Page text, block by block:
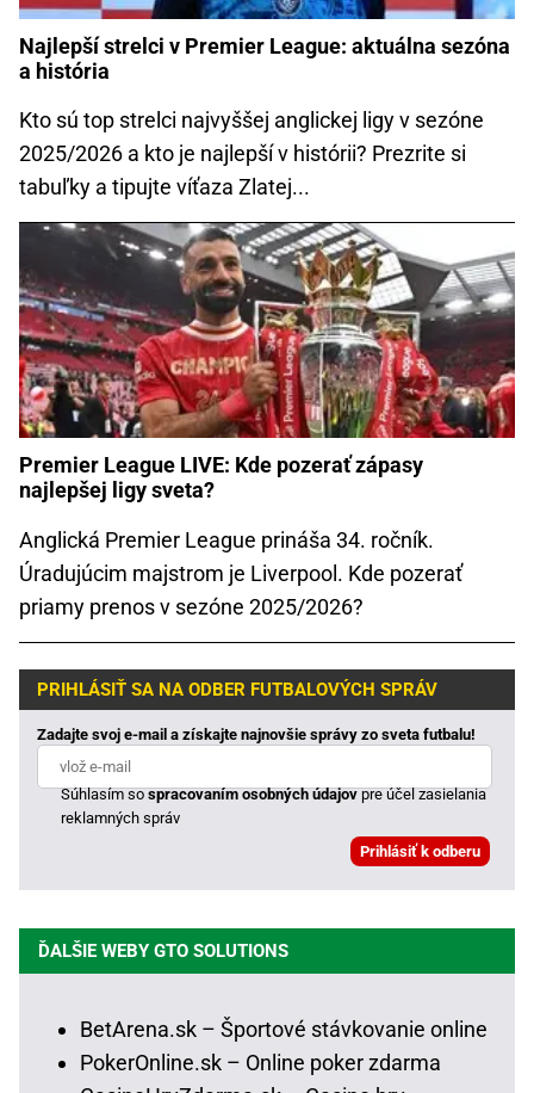
Najlepší strelci v Premier League: aktuálna sezóna
a história
Kto sú top strelci najvyššej anglickej ligy v sezóne
2025/2026 a kto je najlepší v histórii? Prezrite si
tabuľky a tipujte víťaza Zlatej...
Premier League LIVE: Kde pozerať zápasy
najlepšej ligy sveta?
Anglická Premier League prináša 34. ročník.
Úradujúcim majstrom je Liverpool. Kde pozerať
priamy prenos v sezóne 2025/2026?
PRIHLÁSIŤ SA NA ODBER FUTBALOVÝCH SPRÁV
Zadajte svoj e-mail a získajte najnovšie správy zo sveta futbalu!
Súhlasím sospracovaním osobných údajovpre účel zasielania
reklamných správ
ĎALŠIE WEBY GTO SOLUTIONS
BetArena.sk – Športové stávkovanie online
PokerOnline.sk – Online poker zdarma